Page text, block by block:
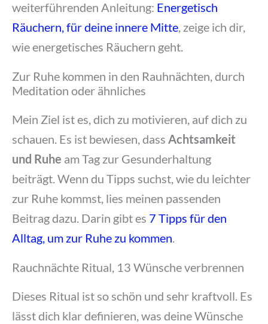
weiterführenden Anleitung: Energetisch
Räuchern, für deine innere Mitte, zeige ich dir,
wie energetisches Räuchern geht.
Zur Ruhe kommen in den Rauhnächten, durch
Meditation oder ähnliches
Mein Ziel ist es, dich zu motivieren, auf dich zu
schauen. Es ist bewiesen, dass Achtsamkeit
und Ruhe am Tag zur Gesunderhaltung
beiträgt. Wenn du Tipps suchst, wie du leichter
zur Ruhe kommst, lies meinen passenden
Beitrag dazu. Darin gibt es 7 Tipps für den
Alltag, um zur Ruhe zu kommen.
Rauchnächte Ritual, 13 Wünsche verbrennen
Dieses Ritual ist so schön und sehr kraftvoll. Es
lässt dich klar definieren, was deine Wünsche